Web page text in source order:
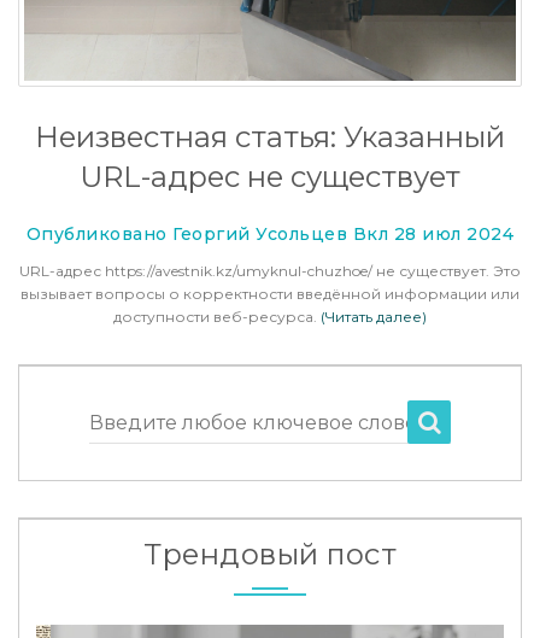
Неизвестная статья: Указанный
URL-адрес не существует
Опубликовано Георгий Усольцев Вкл 28 июл 2024
URL-адрес https://avestnik.kz/umyknul-chuzhoe/ не существует. Это
вызывает вопросы о корректности введённой информации или
доступности веб-ресурса. (Читать далее)
Введите любое ключевое слово
Трендовый пост